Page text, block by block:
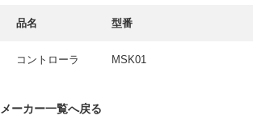
INTERVIEW
品名 型番
コントローラ MSK01
メーカー一覧へ戻る